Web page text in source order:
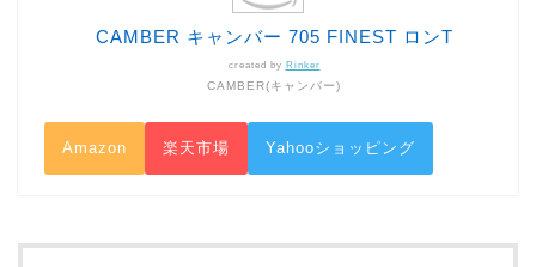
CAMBER キャンバー 705 FINEST ロンT
created by Rinker
CAMBER(キャンバー)
Amazon 楽天市場 Yahooショッピング